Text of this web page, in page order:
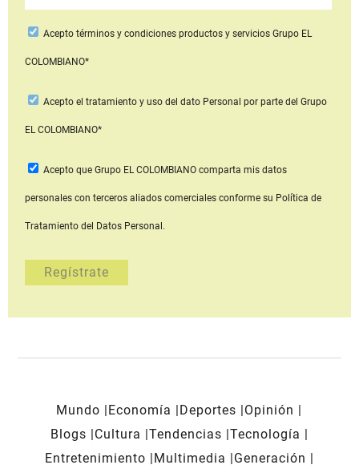
Aceptotérminos y condiciones productos y serviciosGrupo EL
COLOMBIANO*
Acepto el tratamiento y uso del dato Personal por parte del Grupo
EL COLOMBIANO*
Acepto que Grupo EL COLOMBIANOcomparta mis datos
personales con terceros aliados comerciales conforme su Política de
Tratamiento del Datos Personal.
Mundo Economía Deportes
Opinión
Blogs
Cultura Tendencias Tecnología
Entretenimiento
Multimedia
Generación